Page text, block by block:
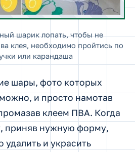
шарик лопать, чтобы не
клея, необходимо пройтись по
или карандаша
шары, фото которых
и просто намотав
клеем ПВА. Когда
приняв нужную форму,
и украсить